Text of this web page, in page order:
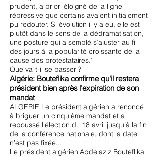
prudent, a priori éloigné de la ligne
répressive que certains avaient initialement
pu redouter. Si évolution il y a eu, elle est
plutôt dans le sens de la dédramatisation,
une posture qui a semblé s’ajuster au fil
des jours à la popularité croissante de la
cause des protestataires."
Que va-t-il se passer ?
Algérie: Bouteflika confirme qu'il restera
président bien après l'expiration de son
mandat
ALGERIE Le président algérien a renoncé
à briguer un cinquième mandat et a
repoussé l'élection du 18 avril jusqu’à la fin
de la conférence nationale, dont la date
n’est pas fixée...
Le président algérien Abdelaziz Bouteflika